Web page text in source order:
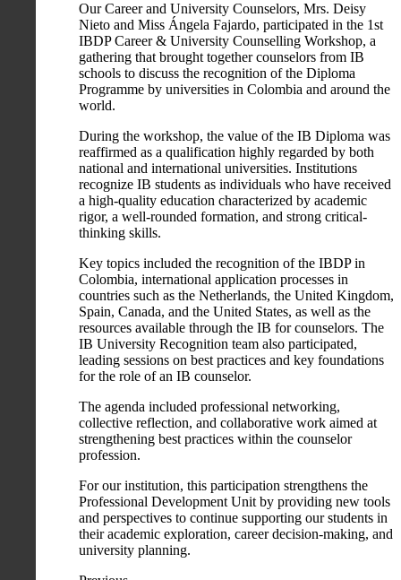
Our Career and University Counselors, Mrs. Deisy
Nieto and Miss Ángela Fajardo, participated in the 1st
IBDP Career & University Counselling Workshop, a
gathering that brought together counselors from IB
schools to discuss the recognition of the Diploma
Programme by universities in Colombia and around the
world.
During the workshop, the value of the IB Diploma was
reaffirmed as a qualification highly regarded by both
national and international universities. Institutions
recognize IB students as individuals who have received
a high-quality education characterized by academic
rigor, a well-rounded formation, and strong critical-
thinking skills.
Key topics included the recognition of the IBDP in
Colombia, international application processes in
countries such as the Netherlands, the United Kingdom,
Spain, Canada, and the United States, as well as the
resources available through the IB for counselors. The
IB University Recognition team also participated,
leading sessions on best practices and key foundations
for the role of an IB counselor.
The agenda included professional networking,
collective reflection, and collaborative work aimed at
strengthening best practices within the counselor
profession.
For our institution, this participation strengthens the
Professional Development Unit by providing new tools
and perspectives to continue supporting our students in
their academic exploration, career decision-making, and
university planning.